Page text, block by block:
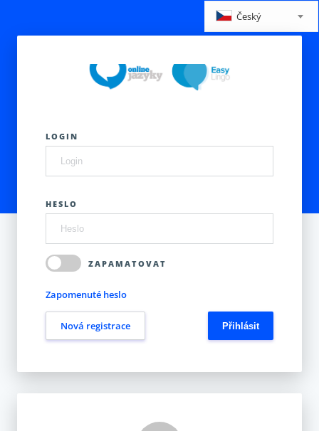
Český
LOGIN
HESLO
ZAPAMATOVAT
Zapomenuté heslo
Nová registrace